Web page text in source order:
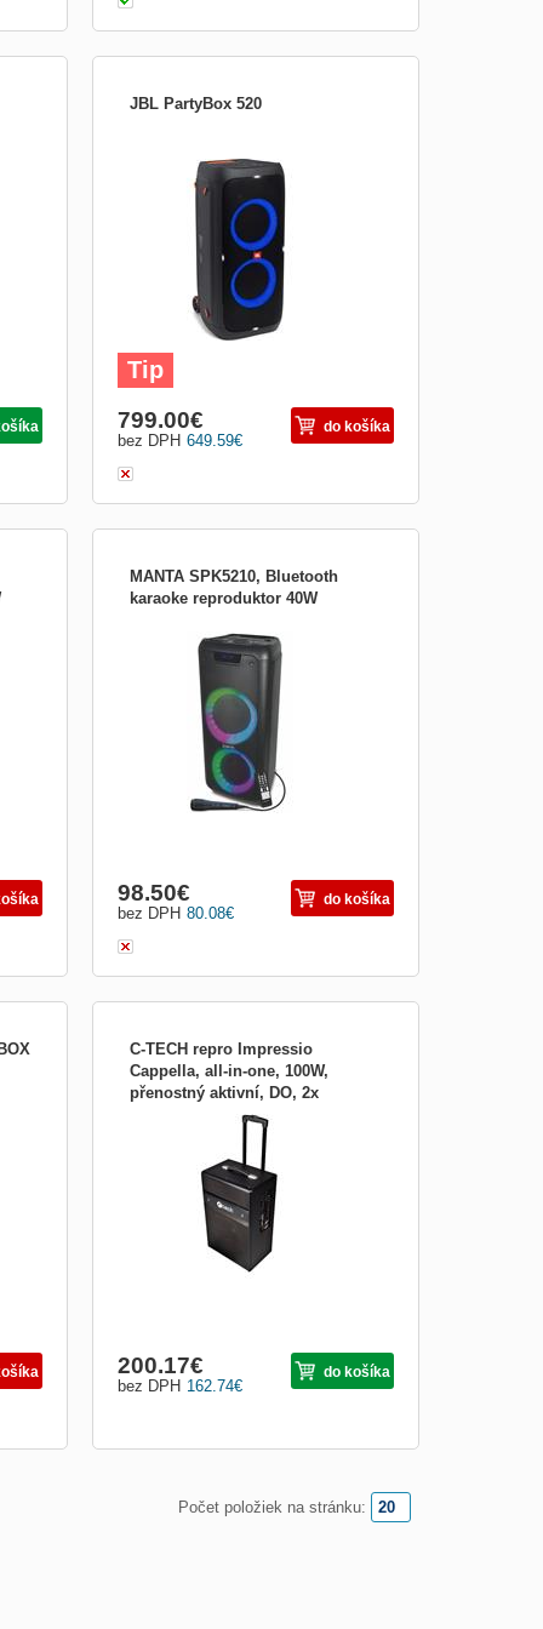
JBL PartyBox 520
Párty nahlas, párty dlho. Máte veľké plány,
ktoré si vyžadujú veľký zvuk? JBL
PartyBox 520 vie, ako navodiť náladu
svetelnou šou vibey a naším doteraz
najväčším, najodvážnejším a dunivým
zvukom, poháňaným úplne novou
technológiou AI Sound Boost, ktorá ka
649.59€
bez DPH
799.00€ do košíka
Tip
MANTA SPK5210, Bluetooth
karaoke reproduktor 40W
Reproduktor Party Audio Manta SPK5210
sa vyznačuje výkonom 40 W RMS, ktorý
napája dva 6,5&quot; (16,5 cm) basové
reproduktory a 2 výškové reproduktory.
Na zosilnenie do ešte väčšieho priestoru
môžete použiť funkciu TWS (True
Wireless Stereo). Ak chcete prehrá
80.08€
bez DPH
98.50€ do košíka
C-TECH repro Impressio
Cappella, all-in-one, 100W,
přenostný aktivní, DO, 2x
mikrofon IMP-CAPPELLA
C-TECH repro Impressio Cappella, all-in-
one, 100W, přenostný aktivní, DO, 2x
162.74€
bez DPH
200.17€ do košíka
Počet položiek na stránku: